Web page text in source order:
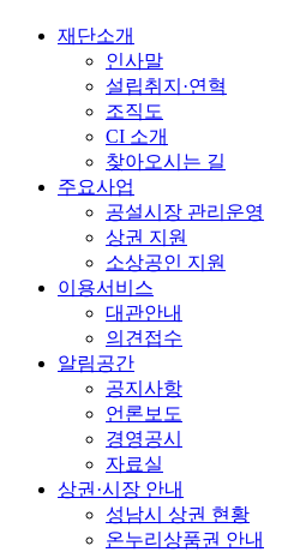
재단소개
인사말
설립취지·연혁
조직도
CI 소개
찾아오시는 길
주요사업
공설시장 관리운영
상권 지원
소상공인 지원
이용서비스
대관안내
의견접수
알림공간
공지사항
언론보도
경영공시
자료실
상권·시장 안내
성남시 상권 현황
온누리상품권 안내